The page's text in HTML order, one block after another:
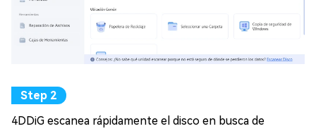
4DDiG escanea rápidamente el disco en busca de